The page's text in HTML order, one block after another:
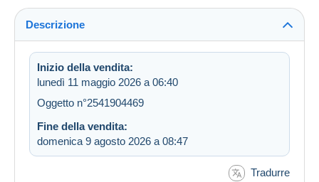
Descrizione
Inizio della vendita:
lunedì 11 maggio 2026 a 06:40
Oggetto n°2541904469
Fine della vendita:
domenica 9 agosto 2026 a 08:47
Tradurre